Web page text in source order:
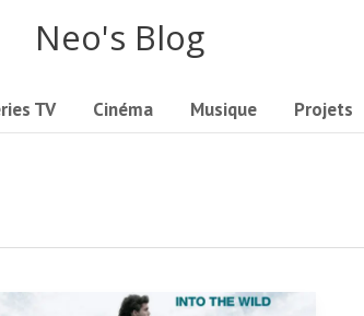
Neo's Blog
TV Cinéma Musique Projets